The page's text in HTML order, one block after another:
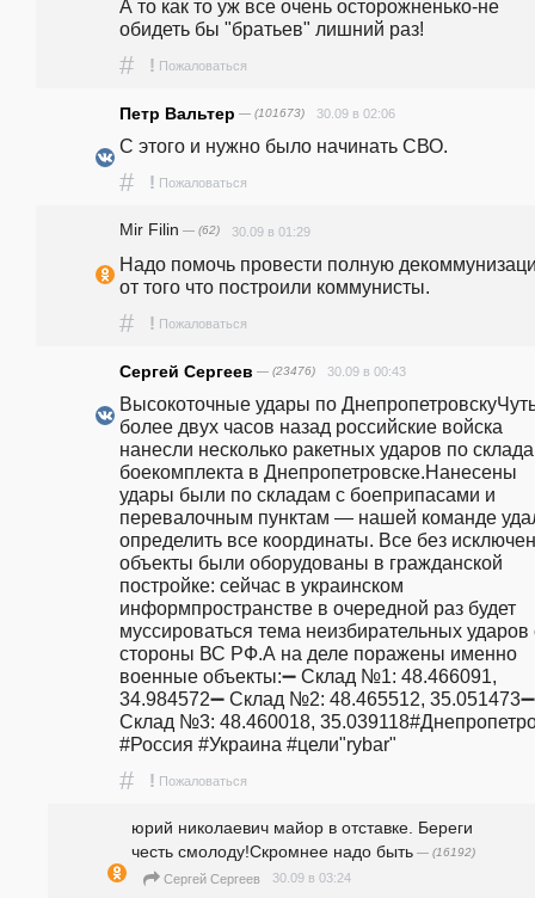
А то как то уж все очень осторожненько-не
обидеть бы "братьев" лишний раз!
# ! Пожаловаться
Петр Вальтер — (101673) 30.09 в 02:06
С этого и нужно было начинать СВО.
# ! Пожаловаться
Mir Filin — (62) 30.09 в 01:29
Надо помочь провести полную
от того что построили коммунисты.
# ! Пожаловаться
Сергей Сергеев — (23476) 30.09 в 00:43
Высокоточные удары по
более двух часов назад российские войска
нанесли несколько ракетных ударов по
боекомплекта в Днепропетровске.Нанесены
удары были по складам с боеприпасами и
перевалочным пунктам — нашей команде
определить все координаты. Все без
объекты были оборудованы в гражданской
постройке: сейчас в украинском
информпространстве в очередной раз будет
муссироваться тема неизбирательных ударов
стороны ВС РФ.А на деле поражены именно
военные объекты:➖ Склад №1: 48.466091,
34.984572➖ Склад №2: 48.465512, 35.051473➖
Склад №3: 48.460018,
#Россия #Украина #цели"rybar"
# ! Пожаловаться
юрий николаевич майор в отставке. Береги
честь смолоду!Скромнее надо быть — (16192)
Сергей Сергеев 30.09 в 03:24